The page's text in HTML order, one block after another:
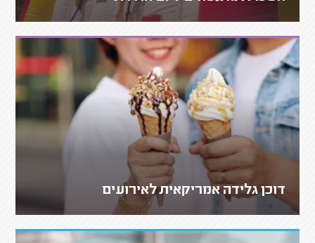
דוכן גלידה אמריקאית לאירועים